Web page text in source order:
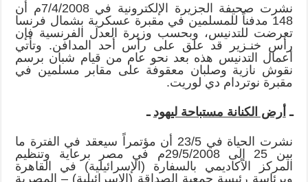
نشرت صحيفة الجزيرة الإلكترونية في 7/4/2008م أن
148 مدفناً للمسلمين في مقبرة عسكرية بشمال فرنسا
تعرضت للتدنيس، وبحسب وزيرة العدل الفرنسية فإن
رأس خنـزير قد علق على رأس أحد المدافن. وتأتي
أعمال التدنيس هذه بعد نحو عام من قيام شبان برسم
نقوش نازية وصلبان معقوفة على مقابر مسلمين في
مقبرة نوتردام دي لوريت.
ـ أرض الكنانة مستباحة ليهود ـ
نشرت الحياة في 23/5 أن مؤتمراً سيعقد في الفترة ما
بين 25 إلى 29/5/2008م في مصر برعاية وتنظيم
المركز الأكاديمي بالسفارة (الإسرائيلية) في القاهرة
وبرئاسة رئيسة جمعية الصداقة (الإسرائيلية) – المصرية